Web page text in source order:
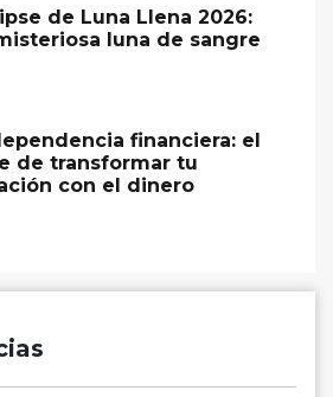
de Luna Llena 2026:
luna de sangre
financiera: el
de transformar tu
con el dinero